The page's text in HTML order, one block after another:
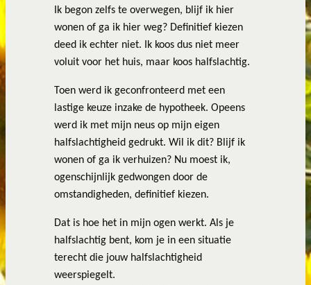
Ik begon zelfs te overwegen, blijf ik hier
wonen of ga ik hier weg? Definitief kiezen
deed ik echter niet. Ik koos dus niet meer
voluit voor het huis, maar koos halfslachtig.
Toen werd ik geconfronteerd met een
lastige keuze inzake de hypotheek. Opeens
werd ik met mijn neus op mijn eigen
halfslachtigheid gedrukt. Wil ik dit? Blijf ik
wonen of ga ik verhuizen? Nu moest ik,
ogenschijnlijk gedwongen door de
omstandigheden, definitief kiezen.
Dat is hoe het in mijn ogen werkt. Als je
halfslachtig bent, kom je in een situatie
terecht die jouw halfslachtigheid
weerspiegelt.